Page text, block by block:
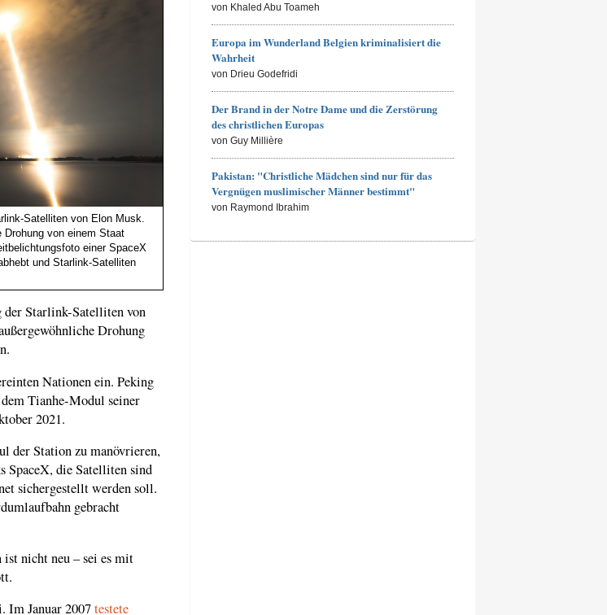
Satelliten von Elon Musk.
von einem Staat
einer SpaceX
und Starlink-Satelliten
Starlink-Satelliten von
Drohung
Nationen ein. Peking
Tianhe-Modul seiner
2021.
der Station zu manövrieren,
SpaceX, die Satelliten sind
sichergestellt werden soll.
gebracht
nicht neu – sei es mit
Im Januar 2007testete
von Khaled Abu Toameh
Europa im Wunderland Belgien kriminalisiert die
Wahrheit
von Drieu Godefridi
Der Brand in der Notre Dame und die Zerstörung
des christlichen Europas
von Guy Millière
Pakistan: "Christliche Mädchen sind nur für das
Vergnügen muslimischer Männer bestimmt"
von Raymond Ibrahim